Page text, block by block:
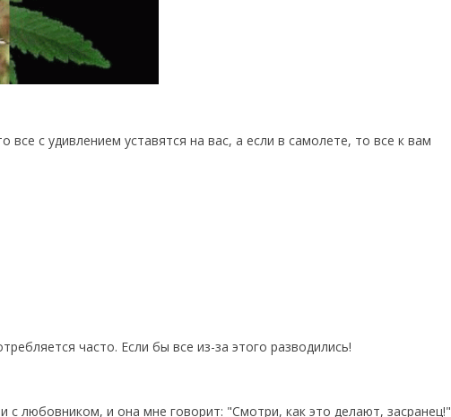
все с удивлением уставятся на вас, а если в самолете, то все к вам
часто. Если бы все из-за этого разводились!
любовником, и она мне говорит: "Смотри, как это делают, засранец!"